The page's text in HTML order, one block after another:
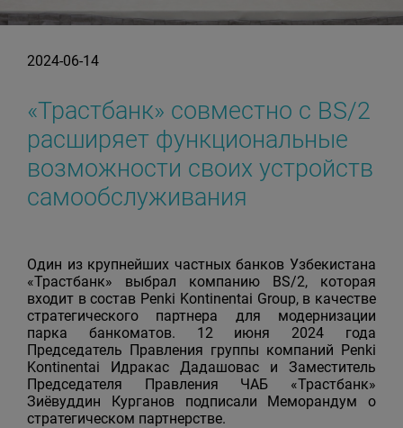
2024-06-14
«Трастбанк» совместно с BS/2
расширяет функциональные
возможности своих устройств
самообслуживания
Один из крупнейших частных банков Узбекистана
«Трастбанк» выбрал компанию BS/2, которая
входит в состав Penki Kontinentai Group, в качестве
стратегического партнера для модернизации
парка банкоматов. 12 июня 2024 года
Председатель Правления группы компаний Penki
Kontinentai Идракас Дадашовас и Заместитель
Председателя Правления ЧАБ «Трастбанк»
Зиёвуддин Курганов подписали Меморандум о
стратегическом партнерстве.